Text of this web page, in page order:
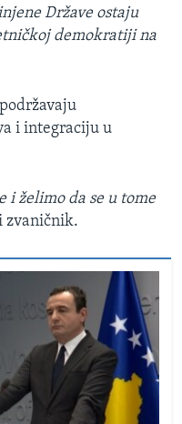
Države ostaju
demokratiji na
i integraciju u
i želimo da se u tome
zvaničnik.